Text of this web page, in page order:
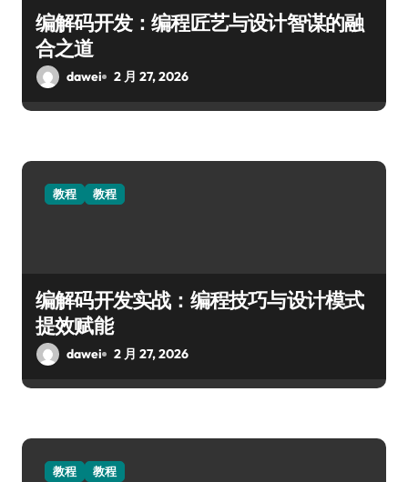
编解码开发：编程匠艺与设计智谋的融
合之道
dawei 2 月 27, 2026
教程 教程
编解码开发实战：编程技巧与设计模式
提效赋能
dawei 2 月 27, 2026
教程 教程